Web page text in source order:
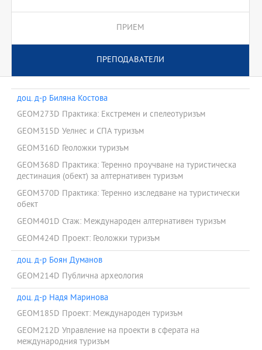
ПРИЕМ
ПРЕПОДАВАТЕЛИ
доц. д-р Биляна Костова
GEOM273D Практика: Екстремен и спелеотуризъм
GEOM315D Уелнес и СПА туризъм
GEOM316D Геоложки туризъм
GEOM368D Практика: Теренно проучване на туристическа
дестинация (обект) за алтернативен туризъм
GEOM370D Практика: Теренно изследване на туристически
обект
GEOM401D Стаж: Международен алтернативен туризъм
GEOM424D Проект: Геоложки туризъм
доц. д-р Боян Думанов
GEOM214D Публична археология
доц. д-р Надя Маринова
GEOM185D Проект: Международен туризъм
GEOM212D Управление на проекти в сферата на
международния туризъм